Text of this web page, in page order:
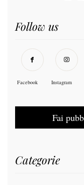
Follow us
Facebook Instagram
Fai
Categorie